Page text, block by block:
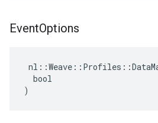
EventOptions
  bool
)